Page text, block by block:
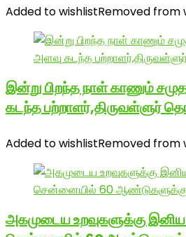
Added to wishlistRemoved from
இன்று பிறந்த நாள் காணும்
கடந்த பற்றாளர்,திருவள்ளுர்
Added to wishlistRemoved from
அகமுடைய உறவுகளுக்கு